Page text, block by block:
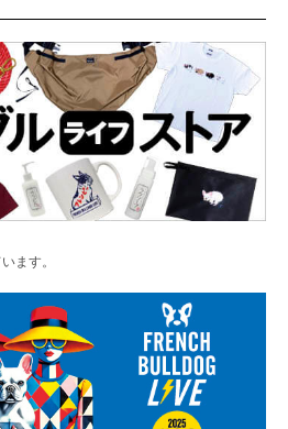
くさんでお送りしていますので、最後まで
ます。